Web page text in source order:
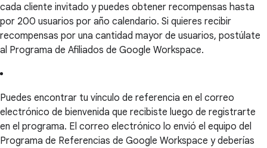
cada cliente invitado y puedes obtener recompensas hasta
por 200 usuarios por año calendario. Si quieres recibir
recompensas por una cantidad mayor de usuarios, postúlate
al Programa de Afiliados de Google Workspace.
Puedes encontrar tu vínculo de referencia en el correo
electrónico de bienvenida que recibiste luego de registrarte
en el programa. El correo electrónico lo envió el equipo del
Programa de Referencias de Google Workspace y deberías